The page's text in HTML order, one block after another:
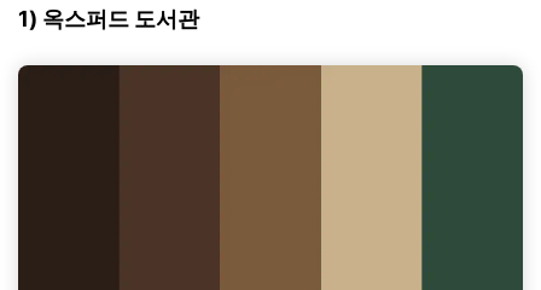
1) 옥스퍼드 도서관